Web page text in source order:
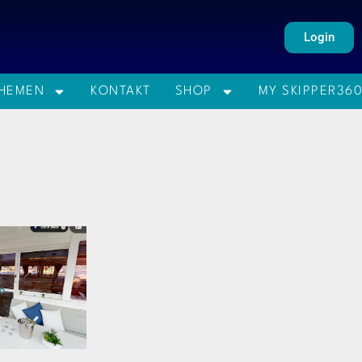
Login
KONTAKT SHOP MY SKIPPER360